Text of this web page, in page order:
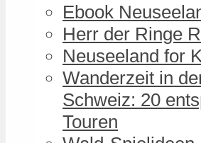
Ebook
Herr der Ringe
Neuseeland for
Wanderzeit in
Schweiz: 20
Touren